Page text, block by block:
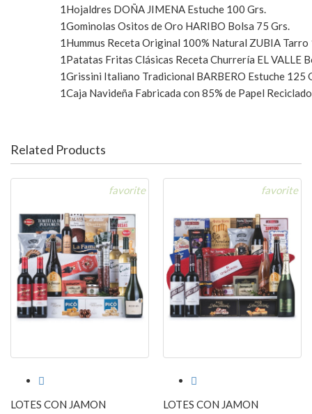
1Hojaldres DOÑA JIMENA Estuche 100 Grs.
1Gominolas Ositos de Oro HARIBO Bolsa 75 Grs.
1Hummus Receta Original 100% Natural ZUBIA Tarro
1Patatas Fritas Clásicas Receta Churrería EL VALLE
1Grissini Italiano Tradicional BARBERO Estuche 125
1Caja Navideña Fabricada con 85% de Papel
Related Products

LOTES CON JAMON
favorite

LOTES CON JAMON
favorite